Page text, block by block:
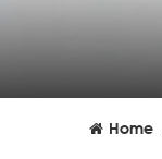
Home